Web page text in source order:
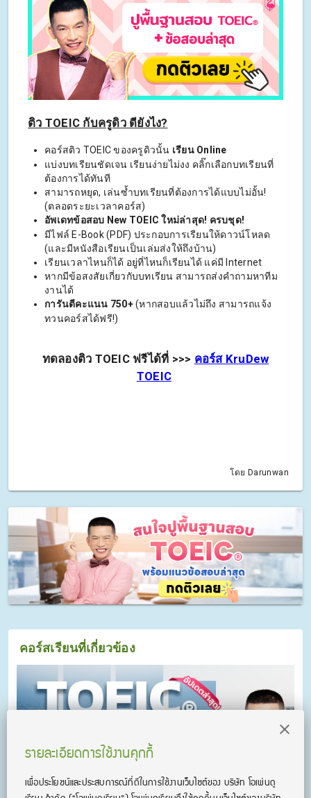
ติว TOEIC กับครูดิว ดียังไง?
คอร์สติว TOEIC ของครูดิวนั้น เรียน Online
แบ่งบทเรียนชัดเจน เรียนง่ายไม่งง คลิ๊กเลือกบทเรียนที่
ต้องการได้ทันที
สามารถหยุด, เล่นซ้ำบทเรียนที่ต้องการได้แบบไม่อั้น!
(ตลอดระยะเวลาคอร์ส)
อัพเดทข้อสอบ New TOEIC ใหม่ล่าสุด! ครบชุด!
มีไฟล์ E-Book (PDF) ประกอบการเรียนให้ดาวน์โหลด
(และมีหนังสือเรียนเป็นเล่มส่งให้ถึงบ้าน)
เรียนเวลาไหนก็ได้ อยู่ที่ไหนก็เรียนได้ แค่มี Internet
หากมีข้อสงสัยเกี่ยวกับบทเรียน สามารถส่งคำถามหาทีม
งานได้
การันตีคะแนน 750+(หากสอบแล้วไม่ถึง สามารถแจ้ง
ทวนคอร์สได้ฟรี!)
ทดลองติว TOEIC ฟรีได้ที่ >>> คอร์ส KruDew
TOEIC
โดย Darunwan
คอร์สเรียนที่เกี่ยวข้อง
รายละเอียดการใช้งานคุกกี้
เพื่อประโยชน์และประสบการณ์ที่ดีในการใช้งานเว็บไซต์ของ บริษัท โอเพ่นดู